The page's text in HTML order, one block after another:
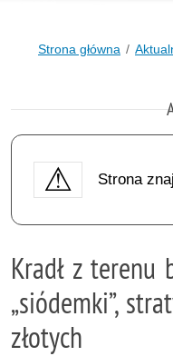
Strona główna
Strona
Kradł z terenu
„siódemki”,
złotych